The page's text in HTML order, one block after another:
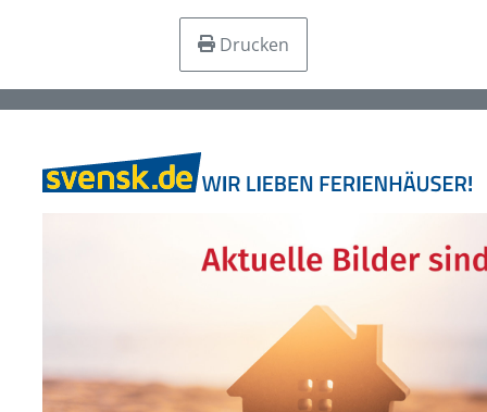
Drucken